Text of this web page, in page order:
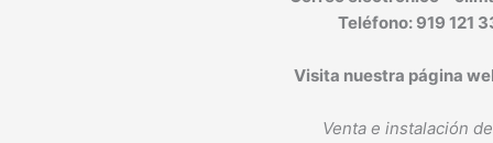
Teléfono: 919 121
Visita nuestra página
Venta e instalación de